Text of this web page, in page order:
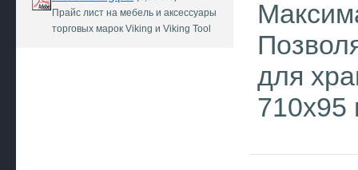
Прайс лист на мебель и аксессуары
торговых марок Viking и Viking Tool
для
710х95